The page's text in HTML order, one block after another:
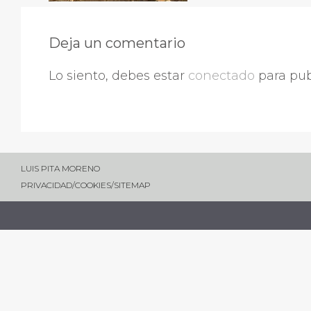
Deja un comentario
Lo siento, debes estar conectado para
LUIS PITA MORENO
PRIVACIDAD/COOKIES/SITEMAP